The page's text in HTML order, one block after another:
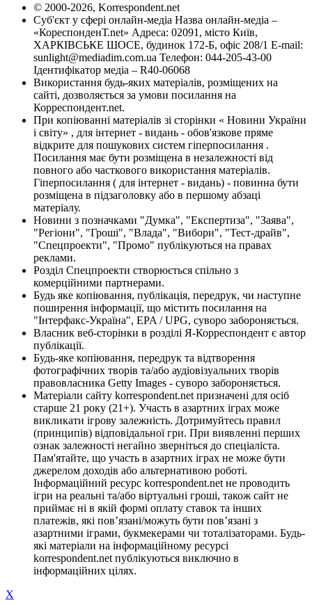
© 2000-2026, Korrespondent.net
Суб'єкт у сфері онлайн-медіа Назва онлайн-медіа –
«КореспонденТ.net» Адреса: 02091, місто Київ,
ХАРКІВСЬКЕ ШОСЕ, будинок 172-Б, офіс 208/1 E-mail:
sunlight@mediadim.com.ua Телефон: 044-205-43-00
Ідентифікатор медіа – R40-06068
Використання будь-яких матеріалів, розміщених на
сайті, дозволяється за умови посилання на
Корреспондент.net.
При копіюванні матеріалів зі сторінки « Новини України
і світу» , для інтернет - видань - обов'язкове пряме
відкрите для пошукових систем гіперпосилання .
Посилання має бути розміщена в незалежності від
повного або часткового використання матеріалів.
Гіперпосилання ( для інтернет - видань) - повинна бути
розміщена в підзаголовку або в першому абзаці
матеріалу.
Новини з позначками "Думка", "Експертиза", "Заява",
"Регіони", "Гроші", "Влада", "Вибори", "Тест-драйв",
"Спецпроекти", "Промо" публікуються на правах
реклами.
Розділ Спецпроекти створюється спільно з
комерційними партнерами.
Будь яке копіювання, публікація, передрук, чи наступне
поширення інформації, що містить посилання на
"Інтерфакс-Україна", EPA / UPG, суворо забороняється.
Власник веб-сторінки в розділі Я-Корреспондент є автор
публікації.
Будь-яке копіювання, передрук та відтворення
фотографічних творів та/або аудіовізуальних творів
правовласника Getty Images - суворо забороняється.
Матеріали сайту korrespondent.net призначені для осіб
старше 21 року (21+). Участь в азартних іграх може
викликати ігрову залежність. Дотримуйтесь правил
(принципів) відповідальної гри. При виявленні перших
ознак залежності негайно зверніться до спеціаліста.
Пам'ятайте, що участь в азартних іграх не може бути
джерелом доходів або альтернативою роботі.
Інформаційний ресурс korrespondent.net не проводить
ігри на реальні та/або віртуальні гроші, також сайт не
приймає ні в якій формі оплату ставок та інших
платежів, які пов’язані/можуть бути пов’язані з
азартними іграми, букмекерами чи тоталізаторами. Будь-
які матеріали на інформаційному ресурсі
korrespondent.net публікуються виключно в
інформаційних цілях.
X